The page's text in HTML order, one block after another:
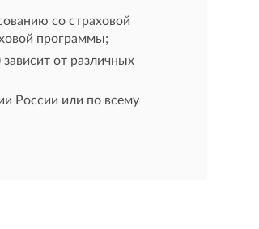
со страховой
программы;
зависит от различных
России или по всему